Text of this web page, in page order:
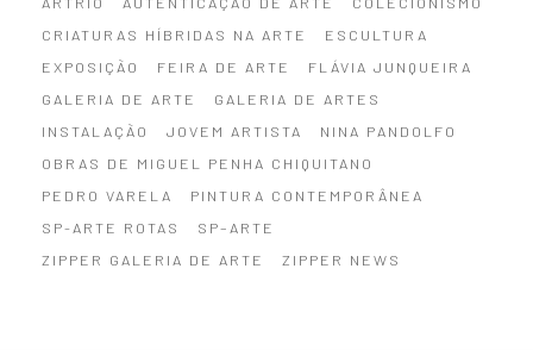
CRIATURAS HÍBRIDAS NA ARTE
ESCULTURA
EXPOSIÇÃO
FEIRA DE ARTE
FLÁVIA JUNQUEIRA
GALERIA DE ARTE
GALERIA DE ARTES
INSTALAÇÃO
JOVEM ARTISTA
NINA PANDOLFO
OBRAS DE MIGUEL PENHA CHIQUITANO
PEDRO VARELA
PINTURA CONTEMPORÂNEA
SP-ARTE ROTAS
SP–ARTE
ZIPPER GALERIA DE ARTE
ZIPPER NEWS